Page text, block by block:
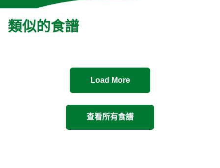
類似的食譜
Load More
查看所有食譜